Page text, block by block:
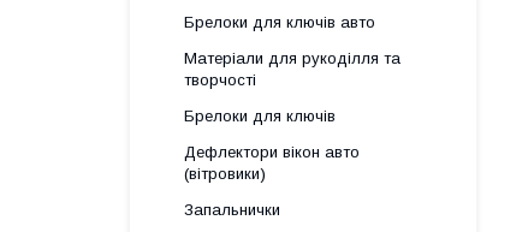
Брелоки для ключів авто
Матеріали для рукоділля та
творчості
Брелоки для ключів
Дефлектори вікон авто
(вітровики)
Запальнички